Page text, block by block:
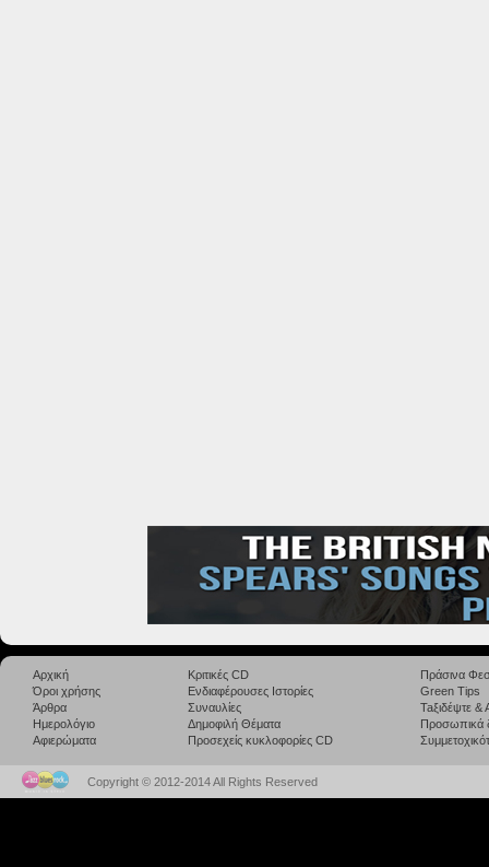
Αρχική
Όροι χρήσης
Άρθρα
Ημερολόγιο
Αφιερώματα
Κριτικές CD
Ενδιαφέρουσες Ιστορίες
Συναυλίες
Δημοφιλή Θέματα
Προσεχείς κυκλοφορίες CD
Πράσινα
Green Tips
Taξιδέψτε
Προσωπικά
Copyright © 2012-2014 All Rights Reserved